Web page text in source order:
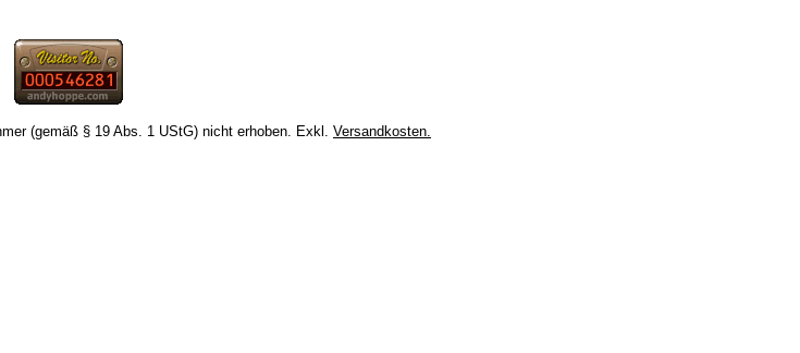
(gemäß § 19 Abs. 1 UStG) nicht erhoben. Exkl. Versandkosten.